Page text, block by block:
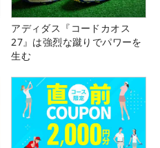
アディダス『コードカオス
27』は強烈な蹴りでパワーを
生む